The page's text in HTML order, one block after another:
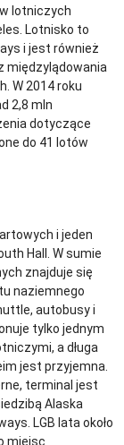
lotniczych
Lotnisko to
i jest również
międzylądowania
W 2014 roku
2,8 mln
dotyczące
do 41 lotów
i jeden
Hall. W sumie
znajduje się
naziemnego
autobusy i
tylko jednym
a długa
jest przyjemna.
terminal jest
Alaska
LGB lata około
miejsc